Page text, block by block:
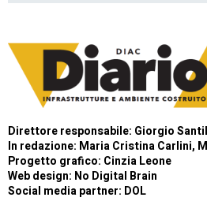
Direttore responsabile: Giorgio
In redazione: Maria Cristina Carlini,
Progetto grafico: Cinzia Leone
Web design: No Digital Brain
Social media partner: DOL